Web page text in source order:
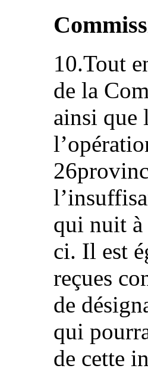
10.Tout
de la
ainsi que
qui nuit à
ci. Il est
reçues
de
qui
de cette